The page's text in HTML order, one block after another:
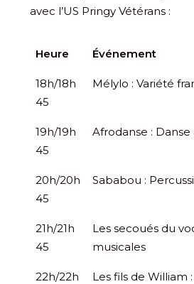
avec l’US Pringy Vétérans :
Heure Événement
18h/18h
45
Mélylo : Variété
19h/19h
45
Afrodanse : Danse
20h/20h
45
Sababou :
21h/21h
45
Les secoués du
musicales
22h/22h
Les fils de William